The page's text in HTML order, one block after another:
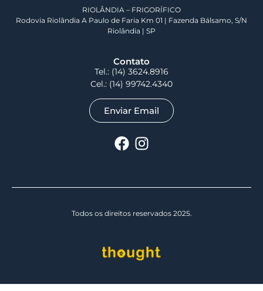
RIOLÂNDIA – FRIGORÍFICO
Rodovia Riolândia A Paulo de Faria Km 01 | Fazenda Bálsamo, S/N
Riolândia | SP
Contato
Tel.: (14) 3624.8916
Cel.: (14) 99742.4340
Enviar Email
Todos os direitos reservados 2025.